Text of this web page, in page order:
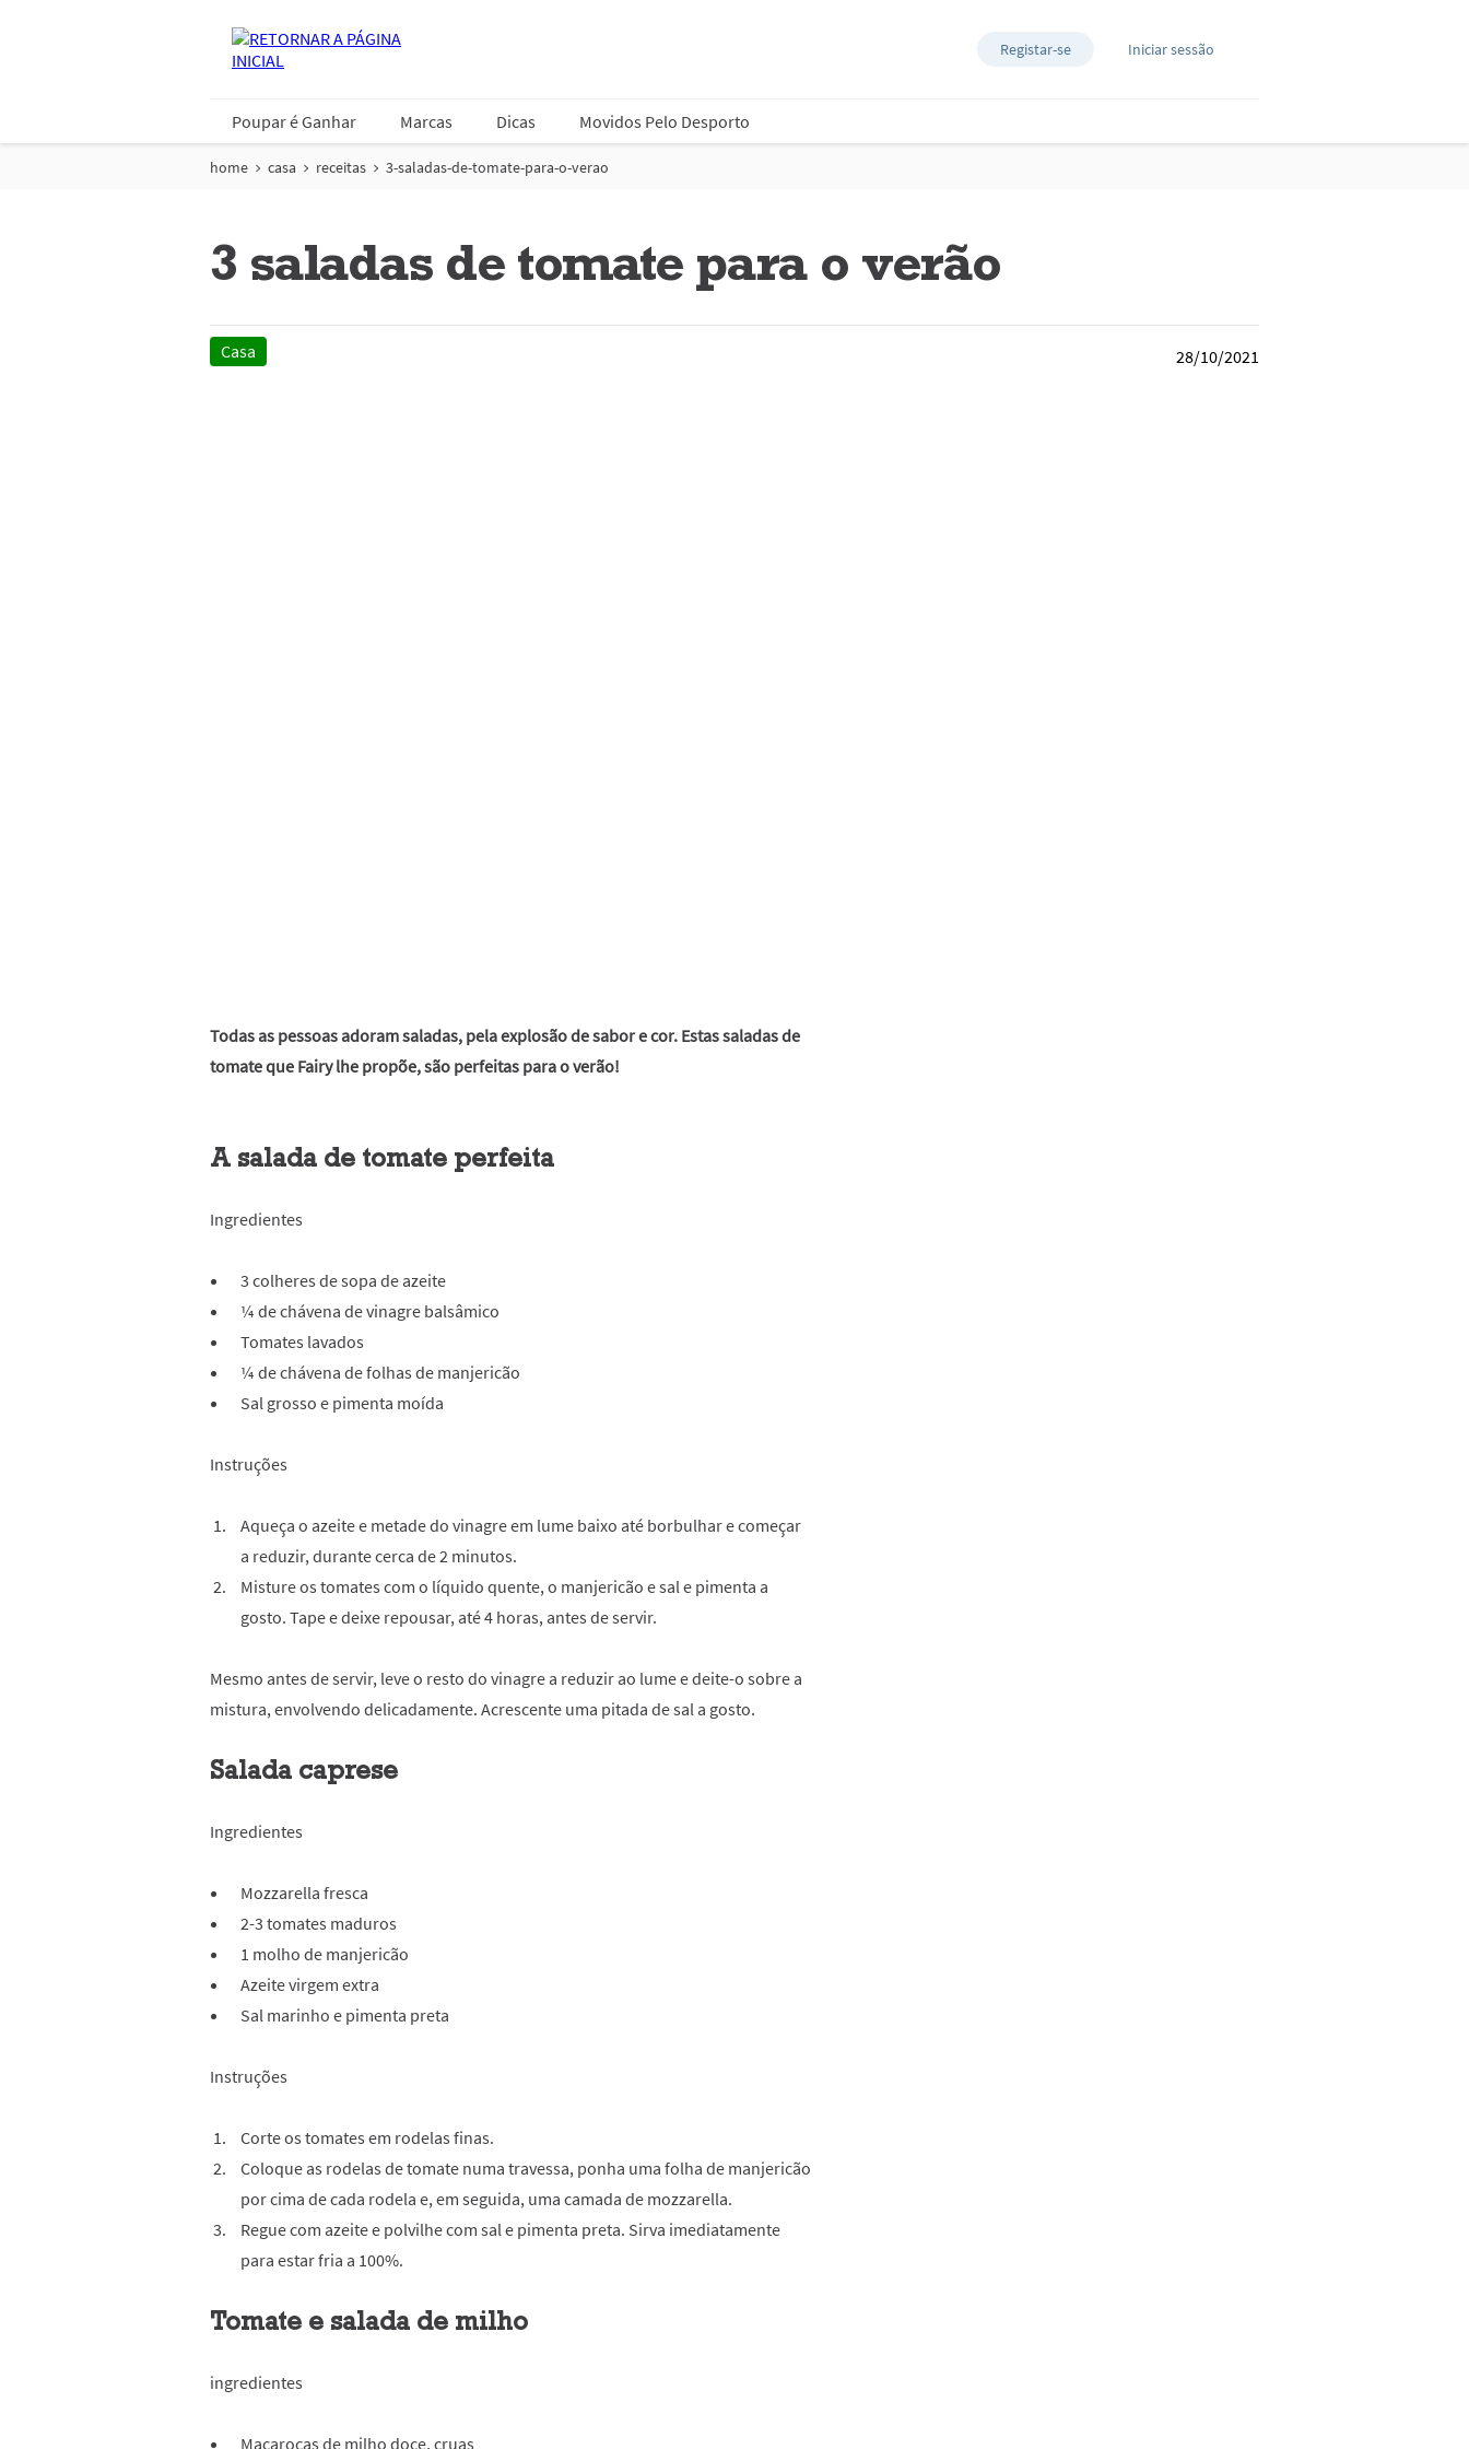
Registar-se Iniciar sessão
Poupar é Ganhar Marcas Dicas Movidos Pelo Desporto
home casa receitas 3-saladas-de-tomate-para-o-verao
3 saladas de tomate para o verão
Casa 28/10/2021
Todas as pessoas adoram saladas, pela explosão de sabor e cor. Estas saladas de
tomate que Fairy lhe propõe, são perfeitas para o verão!
A salada de tomate perfeita
Ingredientes
3 colheres de sopa de azeite
¼ de chávena de vinagre balsâmico
Tomates lavados
¼ de chávena de folhas de manjericão
Sal grosso e pimenta moída
Instruções
Aqueça o azeite e metade do vinagre em lume baixo até borbulhar e começar
a reduzir, durante cerca de 2 minutos.
Misture os tomates com o líquido quente, o manjericão e sal e pimenta a
gosto. Tape e deixe repousar, até 4 horas, antes de servir.
Mesmo antes de servir, leve o resto do vinagre a reduzir ao lume e deite-o sobre a
mistura, envolvendo delicadamente. Acrescente uma pitada de sal a gosto.
Salada caprese
Ingredientes
Mozzarella fresca
2-3 tomates maduros
1 molho de manjericão
Azeite virgem extra
Sal marinho e pimenta preta
Instruções
Corte os tomates em rodelas finas.
Coloque as rodelas de tomate numa travessa, ponha uma folha de manjericão
por cima de cada rodela e, em seguida, uma camada de mozzarella.
Regue com azeite e polvilhe com sal e pimenta preta. Sirva imediatamente
para estar fria a 100%.
Tomate e salada de milho
ingredientes
Maçarocas de milho doce, cruas